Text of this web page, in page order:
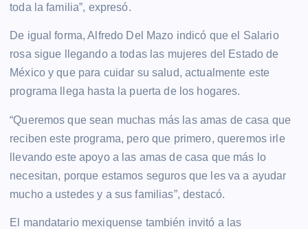
toda la familia”, expresó.
De igual forma, Alfredo Del Mazo indicó que el Salario
rosa sigue llegando a todas las mujeres del Estado de
México y que para cuidar su salud, actualmente este
programa llega hasta la puerta de los hogares.
“Queremos que sean muchas más las amas de casa que
reciben este programa, pero que primero, queremos irle
llevando este apoyo a las amas de casa que más lo
necesitan, porque estamos seguros que les va a ayudar
mucho a ustedes y a sus familias”, destacó.
El mandatario mexiquense también invitó a las